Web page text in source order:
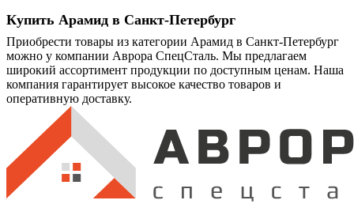
Купить Арамид в Санкт-Петербург
Приобрести товары из категории Арамид в Санкт-Петербург
можно у компании Аврора СпецСталь. Мы предлагаем
широкий ассортимент продукции по доступным ценам. Наша
компания гарантирует высокое качество товаров и
оперативную доставку.